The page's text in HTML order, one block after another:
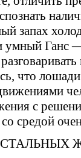
запах
умный Ганс
что
с
средой